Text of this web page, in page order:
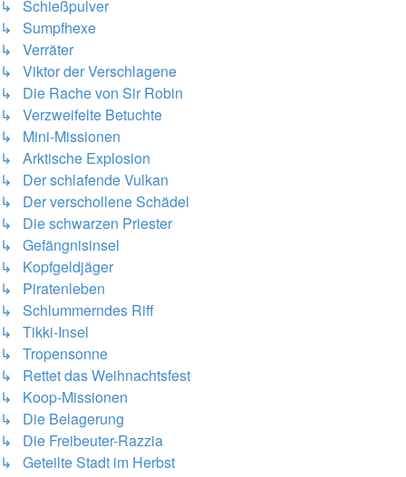
↳ Schießpulver
↳ Sumpfhexe
↳ Verräter
↳ Viktor der Verschlagene
↳ Die Rache von Sir Robin
↳ Verzweifelte Betuchte
↳ Mini-Missionen
↳ Arktische Explosion
↳ Der schlafende Vulkan
↳ Der verschollene Schädel
↳ Die schwarzen Priester
↳ Gefängnisinsel
↳ Kopfgeldjäger
↳ Piratenleben
↳ Schlummerndes Riff
↳ Tikki-Insel
↳ Tropensonne
↳ Rettet das Weihnachtsfest
↳ Koop-Missionen
↳ Die Belagerung
↳ Die Freibeuter-Razzia
↳ Geteilte Stadt im Herbst